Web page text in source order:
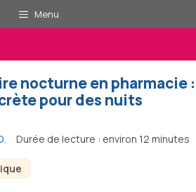
Menu
nocturne en pharmacie :
pour des nuits
· Durée de lecture : environ 12 minutes